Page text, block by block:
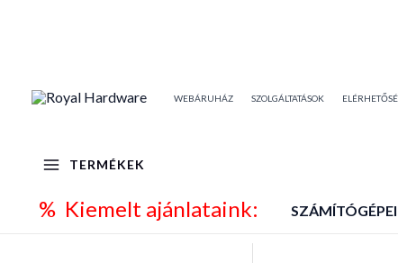
WEBÁRUHÁZ SZOLGÁLTATÁSOK
TERMÉKEK
% Kiemelt ajánlataink: